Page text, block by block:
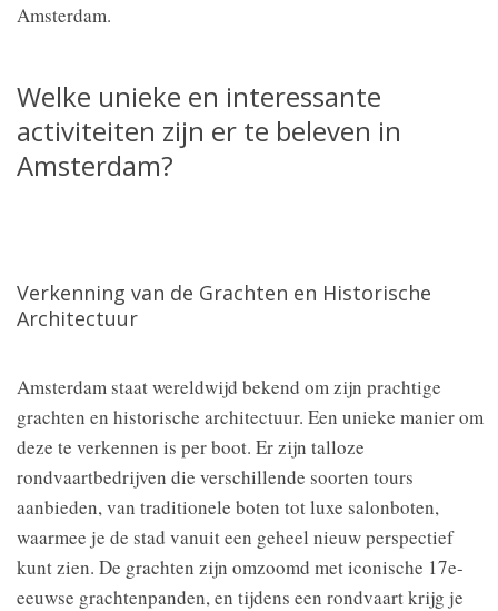
Amsterdam.
Welke unieke en interessante
activiteiten zijn er te beleven in
Amsterdam?
Verkenning van de Grachten en Historische
Architectuur
Amsterdam staat wereldwijd bekend om zijn prachtige
grachten en historische architectuur. Een unieke manier om
deze te verkennen is per boot. Er zijn talloze
rondvaartbedrijven die verschillende soorten tours
aanbieden, van traditionele boten tot luxe salonboten,
waarmee je de stad vanuit een geheel nieuw perspectief
kunt zien. De grachten zijn omzoomd met iconische 17e-
eeuwse grachtenpanden, en tijdens een rondvaart krijg je